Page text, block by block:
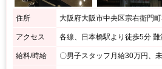
住所
アクセス
給料/時給